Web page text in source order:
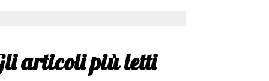
articoli più letti